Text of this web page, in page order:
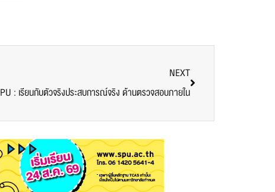
NEXT
: เรียนกับตัวจริงประสบการณ์จริง ด้านตรวจสอบภายใน